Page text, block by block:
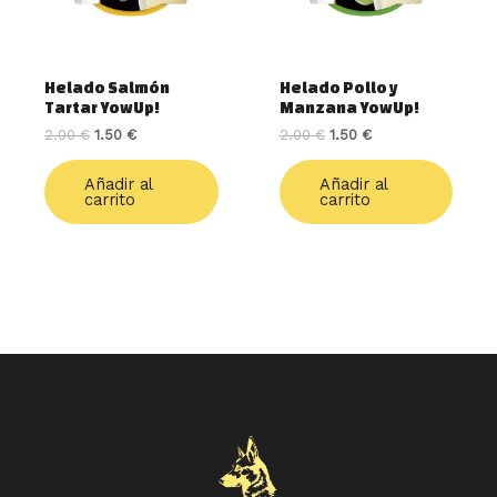
Helado Salmón
Tartar YowUp!
2.00€ 1.50 €
Añadir al
carrito
Helado Pollo y
Manzana YowUp!
2.00€ 1.50 €
Añadir al
carrito